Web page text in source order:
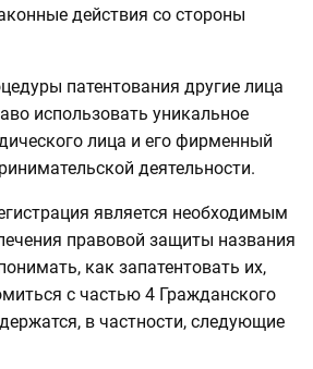
действия со стороны
патентования другие лица
использовать уникальное
лица и его фирменный
деятельности.
является необходимым
правовой защиты названия
как запатентовать их,
с частью 4 Гражданского
в частности, следующие